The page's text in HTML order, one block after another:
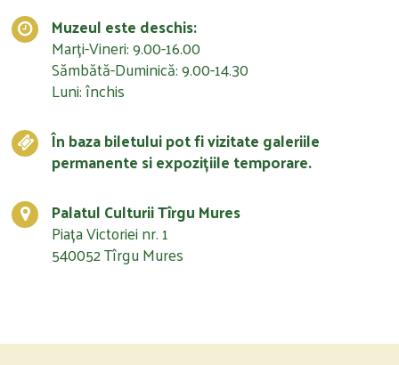
Muzeul este deschis:
Marți-Vineri: 9.00-16.00
Sămbătă-Duminică: 9.00-14.30
Luni: închis
În baza biletului pot fi vizitate galeriile
permanente si expozițiile temporare.
Palatul Culturii Tîrgu Mures
Piața Victoriei nr. 1
540052 Tîrgu Mures